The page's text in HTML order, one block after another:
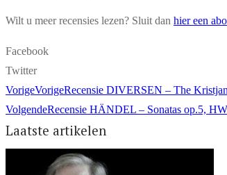
Wilt u meer recensies lezen? Sluit dan hier een
Facebook
Twitter
VorigeVorigeRecensie DIVERSEN – The
VolgendeRecensie HÄNDEL – Sonatas op.5,
Laatste artikelen